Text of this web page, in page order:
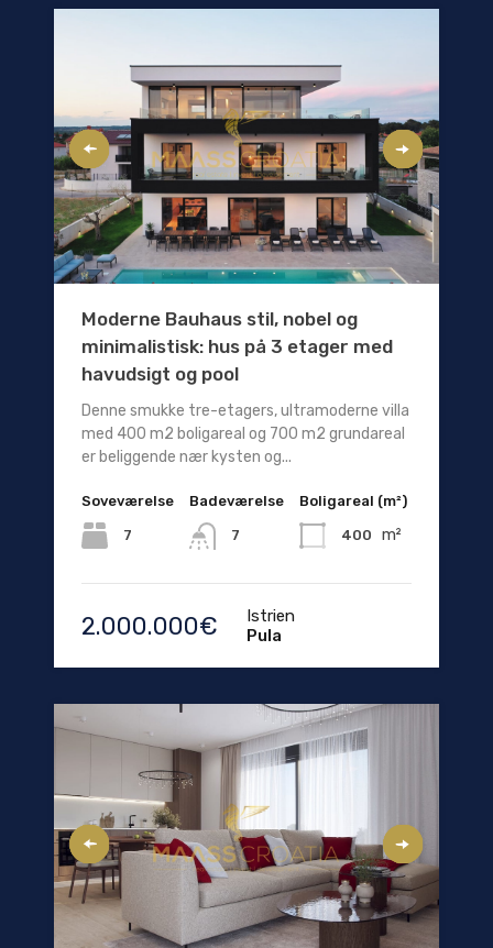
Moderne Bauhaus stil, nobel og
minimalistisk: hus på 3 etager med
havudsigt og pool
Denne smukke tre-etagers, ultramoderne villa
med 400 m2 boligareal og 700 m2 grundareal
er beliggende nær kysten og...
Soveværelse
7
Badeværelse
7
Boligareal (m²)
400 m²
2.000.000€
Istrien
Pula